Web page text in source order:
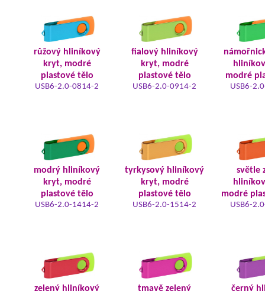
růžový hliníkový
kryt, modré
plastové tělo
USB6-2.0-0814-2
fialový hliníkový
kryt, modré
plastové tělo
USB6-2.0-0914-2
modré
USB6-
modrý hliníkový
kryt, modré
plastové tělo
USB6-2.0-1414-2
tyrkysový hliníkový
kryt, modré
plastové tělo
USB6-2.0-1514-2
světle
modré
USB6-
zelený hliníkový tmavě zelený černý